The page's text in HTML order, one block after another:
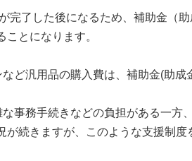
了した後になるため、補助金（
とになります。
ど汎用品の購入費は、補助金(助成
事務手続きなどの負担がある一方
続きますが、このような支援制度